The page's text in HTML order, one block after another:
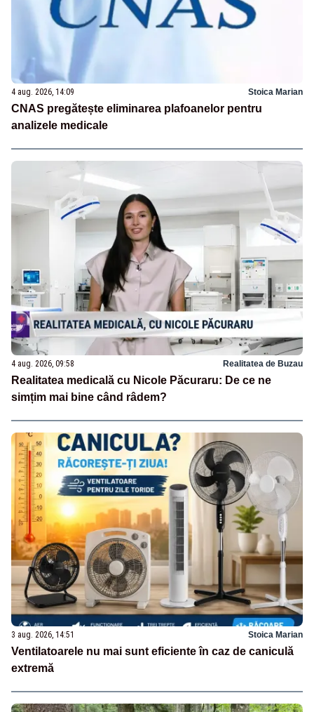
4 aug. 2026, 14:09 Stoica Marian
CNAS pregătește eliminarea plafoanelor pentru
analizele medicale
4 aug. 2026, 09:58 Realitatea de Buzau
Realitatea medicală cu Nicole Păcuraru: De ce ne
simțim mai bine când râdem?
3 aug. 2026, 14:51 Stoica Marian
Ventilatoarele nu mai sunt eficiente în caz de caniculă
extremă